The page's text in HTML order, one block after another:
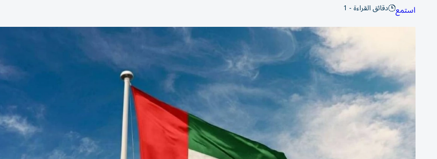
استمع دقائق القراءة - 1